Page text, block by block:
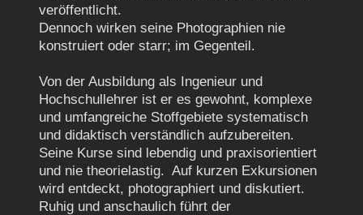
veröffentlicht.
Dennoch wirken seine Photographien nie
konstruiert oder starr; im Gegenteil.
Von der Ausbildung als Ingenieur und
Hochschullehrer ist er es gewohnt, komplexe
und umfangreiche Stoffgebiete systematisch
und didaktisch verständlich aufzubereiten.
Seine Kurse sind lebendig und praxisorientiert
und nie theorielastig. Auf kurzen Exkursionen
wird entdeckt, photographiert und diskutiert.
Ruhig und anschaulich führt der